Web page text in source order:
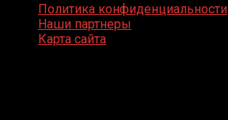
Политика конфиденциальности
Наши партнеры
Карта сайта